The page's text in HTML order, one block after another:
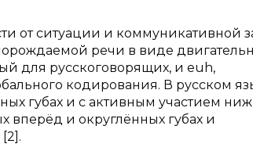
от ситуации и коммуникативной
речи в виде
для русскоговорящих, и euh,
кодирования. В русском
губах и с активным участием
и округлённых губах и